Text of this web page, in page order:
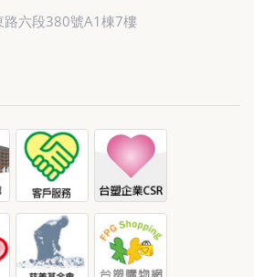
路六段380號A1棟7樓